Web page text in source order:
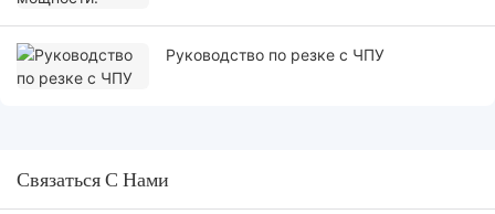
Руководство по резке с ЧПУ
Связаться С Нами